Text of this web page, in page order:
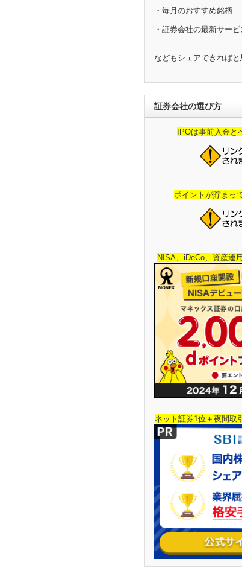
・毎月のおすすめ銘柄
・証券会社の最新サービ
などもシェアできればと
証券会社の選び方
IPOは事前入金と
ポイントが貯まっ
NISA、iDeCo、資産運
ネット証券1位＋夜間取